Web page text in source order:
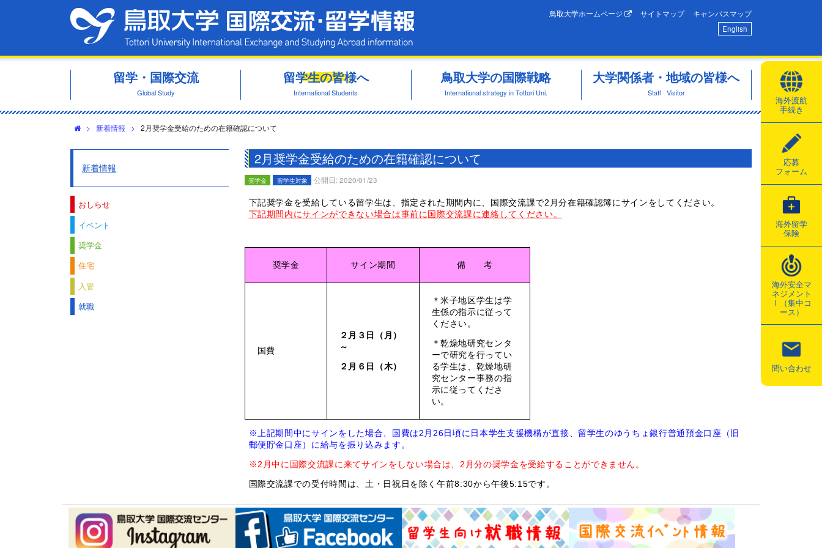
鳥取大学ホームページ サイトマップ
キャンパスマップ
English
海外渡航
手続き
応募
フォーム
海外留学
保険
海外安全マ
ネジメント
Ⅰ（集中コ
ース）
問い合わせ
留学・国際交流
Global Study
留学生の皆様へ
International Students
鳥取大学の国際戦略
International strategy in Tottori Uni.
大学関係者・地域の皆様へ
Staff · Visitor
> 新着情報 > 2月奨学金受給のための在籍確認について
2月奨学金受給のための在籍確認について
奨学金 留学生対象 公開日: 2020/01/23
下記奨学金を受給している留学生は、指定された期間内に、国際交流課で2月分在籍確認簿にサインをしてください。
下記期間内にサインができない場合は事前に国際交流課に連絡してください。
奨学金 サイン期間 備 考
国費
２月３日（月）
～
２月６日（木）
＊米子地区学生は学
生係の指示に従って
ください。
＊乾燥地研究センタ
ーで研究を行ってい
る学生は、乾燥地研
究センター事務の指
示に従ってくださ
い。
※上記期間中にサインをした場合、国費は2月26日頃に日本学生支援機構が直接、留学生のゆうちょ銀行普通預金口座（旧
郵便貯金口座）に給与を振り込みます。
※2月中に国際交流課に来てサインをしない場合は、2月分の奨学金を受給することができません。
国際交流課での受付時間は、土・日祝日を除く午前8:30から午後5:15です。
新着情報
おしらせ
イベント
奨学金
住宅
入管
就職